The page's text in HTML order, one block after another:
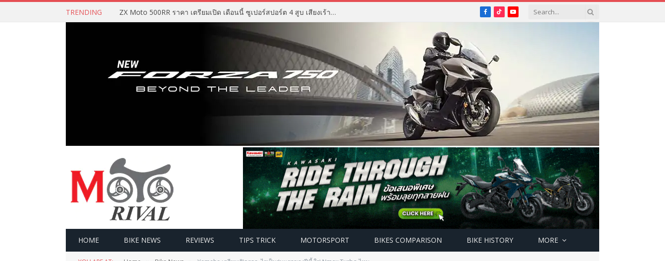
TRENDING ZX Moto 500RR ราคา เตรียมเปิด เดือนนี้ ซูเปอร์สปอร์ต 4 สูบ เสียงเร้าใจ ดีไซน์ดุดัน Facebook
TikTokYouTube
HOME BIKE NEWS REVIEWS TIPS TRICK MOTORSPORT BIKES COMPARISON BIKE HISTORY MORE